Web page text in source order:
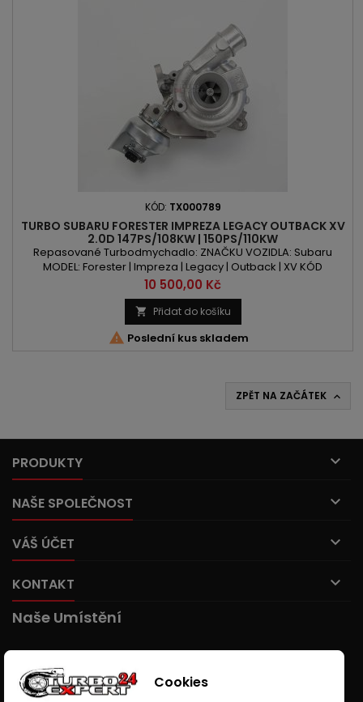
KÓD: TX000789
TURBO SUBARU FORESTER IMPREZA LEGACY OUTBACK XV
2.0D 147PS/108KW | 150PS/110KW
Repasované Turbodmychadlo: ZNAČKU VOZIDLA: Subaru
MODEL: Forester | Impreza | Legacy | Outback | XV KÓD
MOTORU: EE20Z OBSAH: 1998ccm 2.0d VÝKON: 147PS/108kW |
150PS/110kW ROK VÝROBY: 2008 -
Cena
10 500,00 Kč
 Přidat do košíku
 Poslední kus skladem
ZPĚT NA ZAČÁTEK 
PRODUKTY 
NAŠE SPOLEČNOST 
VÁŠ ÚČET 
KONTAKT 
Naše Umístění
Cookies